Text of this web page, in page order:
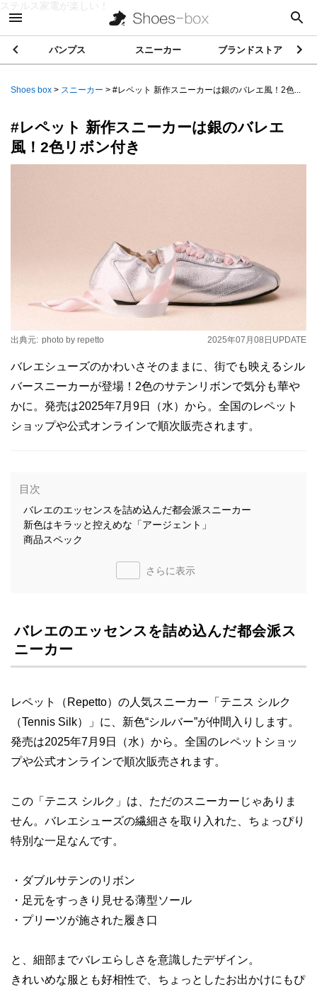
ステルス家電が楽しい！
パンプス スニーカー ブランドストア
Shoes box > スニーカー > #レペット 新作スニーカーは銀のバレエ風！2色...
#レペット 新作スニーカーは銀のバレエ
風！2色リボン付き
2025年07月08日 UPDATE
出典元: photo by repetto
バレエシューズのかわいさそのままに、街でも映えるシル
バースニーカーが登場！2色のサテンリボンで気分も華や
かに。発売は2025年7月9日（水）から。全国のレペット
ショップや公式オンラインで順次販売されます。
目次
バレエのエッセンスを詰め込んだ都会派スニーカー
新色はキラッと控えめな「アージェント」
商品スペック
さらに表示
バレエのエッセンスを詰め込んだ都会派ス
ニーカー
レペット（Repetto）の人気スニーカー「テニス シルク
（Tennis Silk）」に、新色“シルバー”が仲間入りします。
発売は2025年7月9日（水）から。全国のレペットショッ
プや公式オンラインで順次販売されます。
この「テニス シルク」は、ただのスニーカーじゃありま
せん。バレエシューズの繊細さを取り入れた、ちょっぴり
特別な一足なんです。
・ダブルサテンのリボン
・足元をすっきり見せる薄型ソール
・プリーツが施された履き口
と、細部までバレエらしさを意識したデザイン。
きれいめな服とも好相性で、ちょっとしたお出かけにもぴ